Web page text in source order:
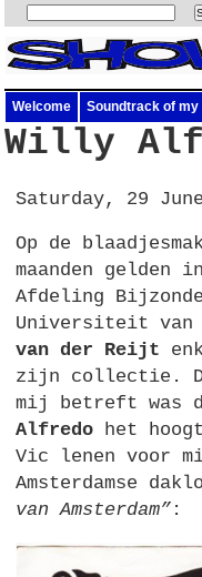
Welcome Soundtrack of my
Willy
Saturday, 29
Op de
maanden gelden
Afdeling
Universiteit van
van der Reijt
zijn collectie.
mij betreft was
Alfredo het
Vic lenen voor
Amsterdamse
van Amsterdam” :